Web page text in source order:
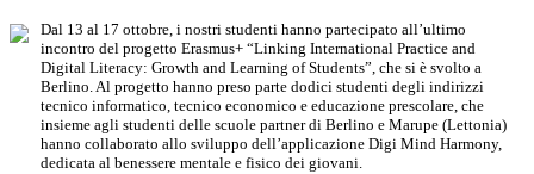
Dal 13 al 17 ottobre, i nostri studenti hanno partecipato all’ultimo
incontro del progetto Erasmus+ “Linking International Practice and
Digital Literacy: Growth and Learning of Students”, che si è svolto a
Berlino. Al progetto hanno preso parte dodici studenti degli indirizzi
tecnico informatico, tecnico economico e educazione prescolare, che
insieme agli studenti delle scuole partner di Berlino e Marupe (Lettonia)
hanno collaborato allo sviluppo dell’applicazione Digi Mind Harmony,
dedicata al benessere mentale e fisico dei giovani.